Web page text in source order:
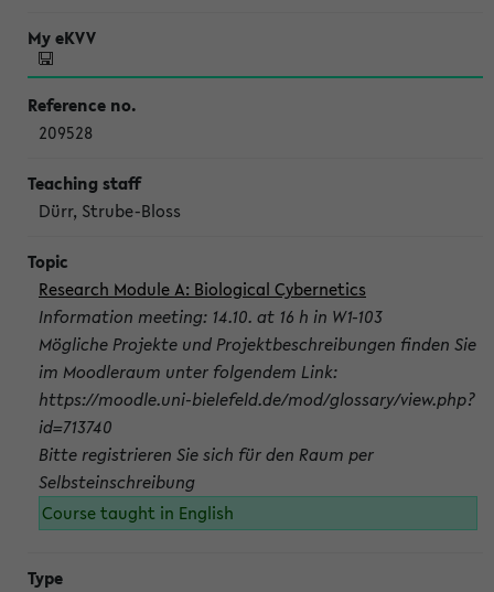
209528
Dürr, Strube-Bloss
Research Module A: Biological Cybernetics
Information meeting: 14.10. at 16 h in W1-103
Mögliche Projekte und Projektbeschreibungen finden Sie
im Moodleraum unter folgendem Link:
https://moodle.uni-bielefeld.de/mod/glossary/view.php?
id=713740
Bitte registrieren Sie sich für den Raum per
Selbsteinschreibung
Course taught in English